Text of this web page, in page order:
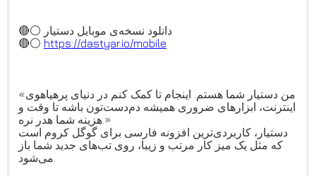
🔴⚪️ دانلود نسخه‌ی موبایل دستیار
🔴⚪️ https://dastyar.io/mobile
«من دستیار شما هستم. اینجام تا کمک کنم در دنیای پرهیاهوی
اینترنت، ابزارهای ضروری همیشه دم‌دست‌تون باشه تا وقت و
هزینه شما هدر نره.»
دستیار، کاربردی‌ترین افزونه فارسی برای گوگل کروم است
که مثل یک میز کار مرتب و زیبا، روی تب‌های جدید شما باز